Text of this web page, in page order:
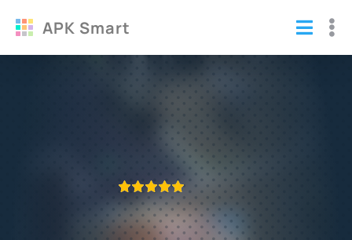
APK Smart
Взломанный Home Street (Мод много